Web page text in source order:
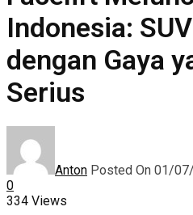
Indonesia:
dengan Gaya
Serius
Anton Posted On 01/
0
334 Views